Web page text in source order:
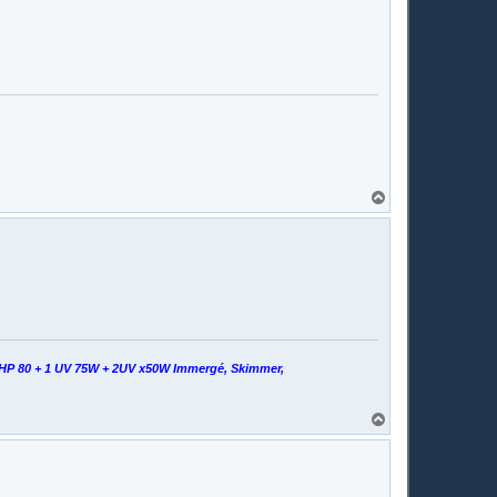
a
80 + 1 UV 75W + 2UV x50W Immergé, Skimmer,
a